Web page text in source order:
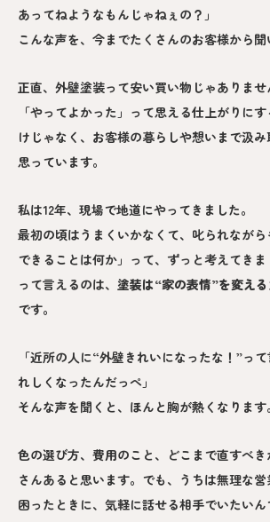
あってねようなもんじゃねぇの？」
こんな声を、今までたくさんのお客様から聞
正直、外壁塗装って安い買い物じゃありませ
「やってよかった」って思える仕上がりに
けじゃなく、お客様の暮らしや想いまで汲
思っています。
私は12年、現場で地道にやってきました。
最初の頃はうまくいかなくて、叱られなが
できることは何か」って、ずっと考えてき
って言えるのは、 塗装は“家の表情”を変え
です。
「近所の人に“外壁きれいになったな！”っ
れしくなったんだっぺ」
そんな声を聞くと、ほんと胸が熱くなります。
色の選び方、費用のこと、どこまで直すべき
さんあると思います。でも、うちは無理な営
困ったときに、気軽に話せる相手でいたいん